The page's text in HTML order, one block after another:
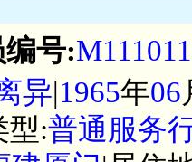
号:M111011
异|1965年06
型:普通服务